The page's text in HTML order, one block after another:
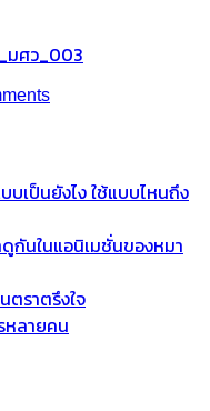
เป็นยังไง ใช้แบบไหนถึง
ดูกันในแอนิเมชั่นของหมา
ราตรึงใจ
หลายคน